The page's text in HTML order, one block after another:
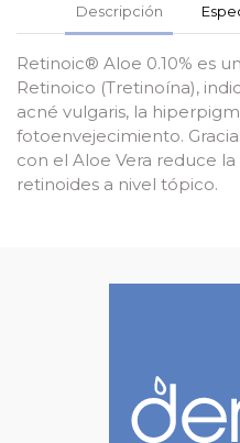
Descripción
Retinoic® Aloe 0.10% es
Retinoico (Tretinoína),
acné vulgaris, la
fotoenvejecimiento.
con el Aloe Vera reduce
retinoides a nivel tópico.